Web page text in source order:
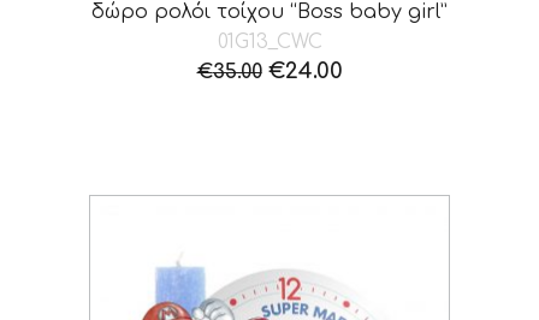
δώρο ρολόι τοίχου “Boss baby girl”
01G13_CWC
€35.00 Original
€24.00Η